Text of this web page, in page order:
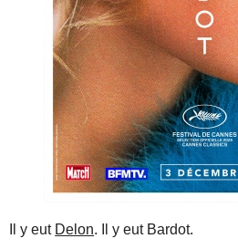
Il y eut Delon. Il y eut Bardot.